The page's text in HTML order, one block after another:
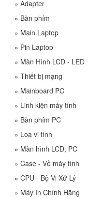
» Adapter
» Bàn phím
» Main Laptop
» Pin Laptop
» Màn Hình LCD - LED
» Thiết bị mạng
» Mainboard PC
» Linh kiện máy tính
» Bàn phím PC
» Loa vi tính
» Màn hình LCD, PC
» Case - Vỏ máy tính
» CPU - Bộ Vi Xử Lý
» Máy In Chính Hãng